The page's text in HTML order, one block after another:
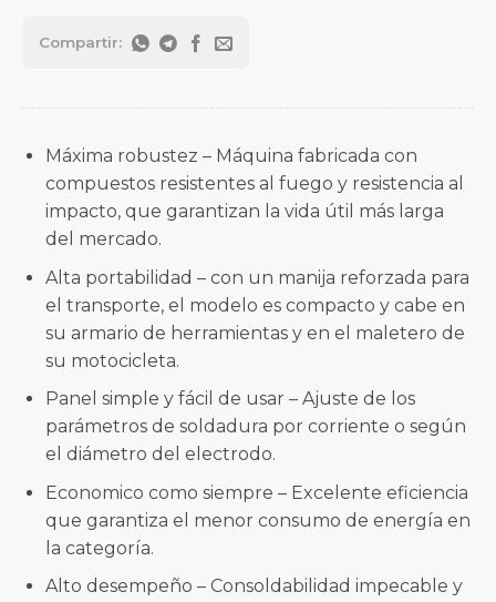
Máxima robustez – Máquina fabricada con
compuestos resistentes al fuego y resistencia al
impacto, que garantizan la vida útil más larga
del mercado.
Alta portabilidad – con un manija reforzada para
el transporte, el modelo es compacto y cabe en
su armario de herramientas y en el maletero de
su motocicleta.
Panel simple y fácil de usar – Ajuste de los
parámetros de soldadura por corriente o según
el diámetro del electrodo.
Economico como siempre – Excelente eficiencia
que garantiza el menor consumo de energía en
la categoría.
Alto desempeño – Consoldabilidad impecable y